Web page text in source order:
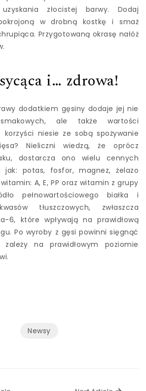
złocistej barwy. Dodaj
w drobną kostkę i smaż
Przygotowaną okrasę nałóż
i… zdrowa!
dodatkiem gęsiny dodaje jej nie
ale także wartości
korzyści niesie ze sobą spożywanie
Nieliczni wiedzą, że oprócz
dostarcza ono wielu cennych
jak: potas, fosfor, magnez, żelazo
A, E, PP oraz witamin z grupy
pełnowartościowego białka i
tłuszczowych, zwłaszcza
6, które wpływają na prawidłową
Po wyroby z gęsi powinni sięgnąć
na prawidłowym poziomie
Newsy